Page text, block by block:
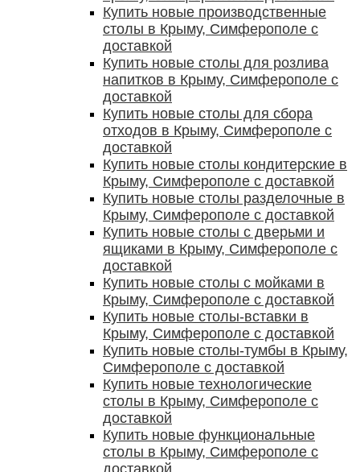
Купить новые производственные
столы в Крыму, Симферополе с
доставкой
Купить новые столы для розлива
напитков в Крыму, Симферополе с
доставкой
Купить новые столы для сбора
отходов в Крыму, Симферополе с
доставкой
Купить новые столы кондитерские в
Крыму, Симферополе с доставкой
Купить новые столы разделочные в
Крыму, Симферополе с доставкой
Купить новые столы с дверьми и
ящиками в Крыму, Симферополе с
доставкой
Купить новые столы с мойками в
Крыму, Симферополе с доставкой
Купить новые столы-вставки в
Крыму, Симферополе с доставкой
Купить новые столы-тумбы в Крыму,
Симферополе с доставкой
Купить новые технологические
столы в Крыму, Симферополе с
доставкой
Купить новые функциональные
столы в Крыму, Симферополе с
доставкой